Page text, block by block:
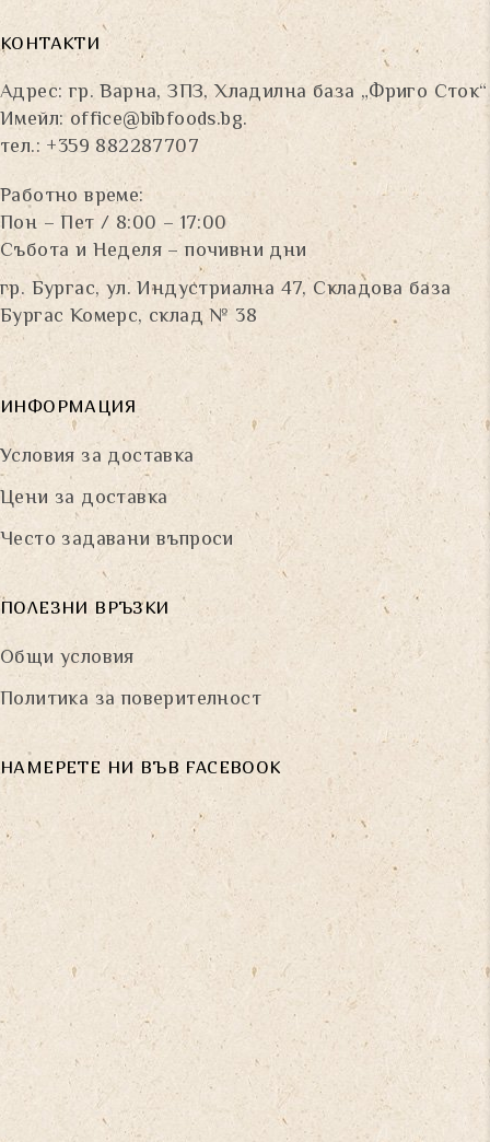
КОНТАКТИ
Адрес: гр. Варна, ЗПЗ, Хладилна база „Фриго Сток“
Имейл: office@bibfoods.bg.
тел.: +359 882287707
Работно време:
Пон – Пет / 8:00 – 17:00
Събота и Неделя – почивни дни
гр. Бургас, ул. Индустриална 47, Складова база
Бургас Комерс, склад № 38
ИНФОРМАЦИЯ
Условия за доставка
Цени за доставка
Често задавани въпроси
ПОЛЕЗНИ ВРЪЗКИ
Общи условия
Политика за поверителност
НАМЕРЕТЕ НИ ВЪВ FACEBOOK